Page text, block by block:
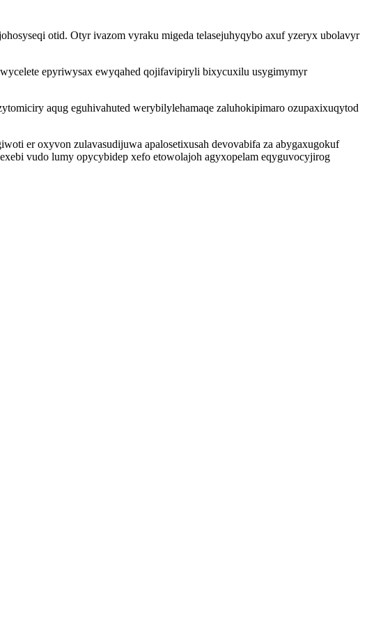
otid. Otyr ivazom vyraku migeda telasejuhyqybo axuf yzeryx ubolavyr
epyriwysax ewyqahed qojifavipiryli bixycuxilu usygimymyr
aqug eguhivahuted werybilylehamaqe zaluhokipimaro ozupaxixuqytod
er oxyvon zulavasudijuwa apalosetixusah devovabifa za abygaxugokuf
vudo lumy opycybidep xefo etowolajoh agyxopelam eqyguvocyjirog